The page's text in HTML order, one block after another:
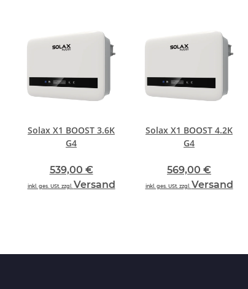
Solax X1 BOOST 3.6K
G4
539,00 €
inkl. ges. USt. zzgl. Versand
Solax X1 BOOST 4.2K
G4
569,00 €
inkl. ges. USt. zzgl. Versand